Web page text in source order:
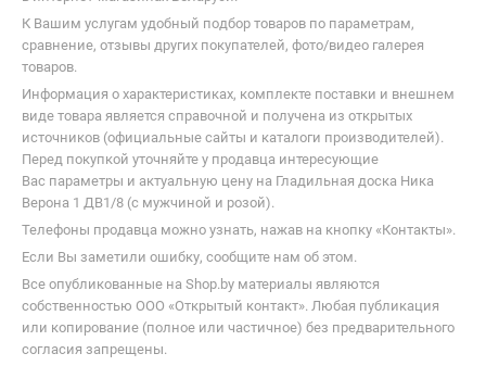
К Вашим услугам удобный подбор товаров по параметрам,
сравнение, отзывы других покупателей, фото/видео галерея
товаров.
Информация о характеристиках, комплекте поставки и внешнем
виде товара является справочной и получена из открытых
источников (официальные сайты и каталоги производителей).
Перед покупкой уточняйте у продавца интересующие
Вас параметры и актуальную цену на Гладильная доска Ника
Верона 1 ДВ1/8 (с мужчиной и розой).
Телефоны продавца можно узнать, нажав на кнопку «Контакты».
Если Вы заметили ошибку, сообщите нам об этом.
Все опубликованные на Shop.by материалы являются
собственностью ООО «Открытый контакт». Любая публикация
или копирование (полное или частичное) без предварительного
согласия запрещены.